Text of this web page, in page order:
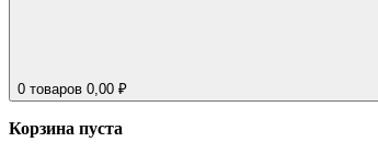
0 товаров 0,00 ₽
Корзина пуста